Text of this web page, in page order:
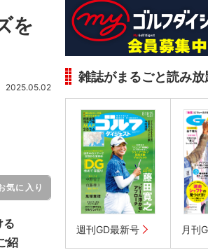
を
2025.05.02
気に入り
る
紹
雑誌がまるごと読み放
週刊GD最新号 月刊